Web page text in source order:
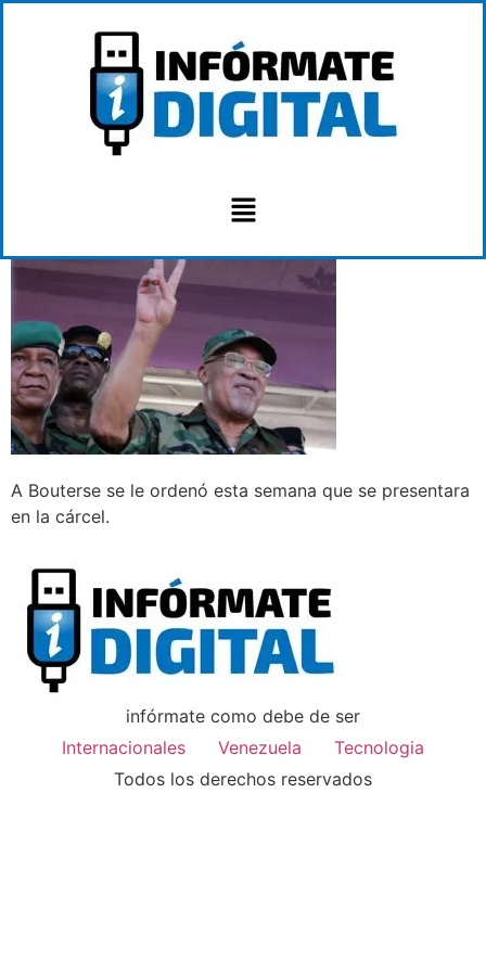
A Bouterse se le ordenó esta semana que se presentara
en la cárcel.
infórmate como debe de ser
Internacionales
Venezuela
Tecnologia
Todos los derechos reservados